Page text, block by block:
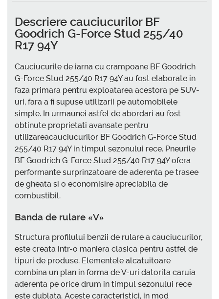
Descriere cauciucurilor BF
Goodrich G-Force Stud 255/40
R17 94Y
Cauciucurile de iarna cu crampoane BF Goodrich
G-Force Stud 255/40 R17 94Y au fost elaborate in
faza primara pentru exploatarea acestora pe SUV-
uri, fara a fi supuse utilizarii pe automobilele
simple. In urmaunei astfel de abordari au fost
obtinute proprietati avansate pentru
utilizareacauciucurilor BF Goodrich G-Force Stud
255/40 R17 94Y in timpul sezonului rece. Pneurile
BF Goodrich G-Force Stud 255/40 R17 94Y ofera
performante surprinzatoare de aderenta pe trasee
de gheata si o economisire apreciabila de
combustibil.
Banda de rulare «V»
Structura profilului benzii de rulare a cauciucurilor,
este creata intr-o maniera clasica pentru astfel de
tipuri de produse. Elementele alcatuitoare
combina un plan in forma de V-uri datorita caruia
aderenta pe orice drum in timpul sezonului rece
este dublata. Aceste caracteristici, in mod